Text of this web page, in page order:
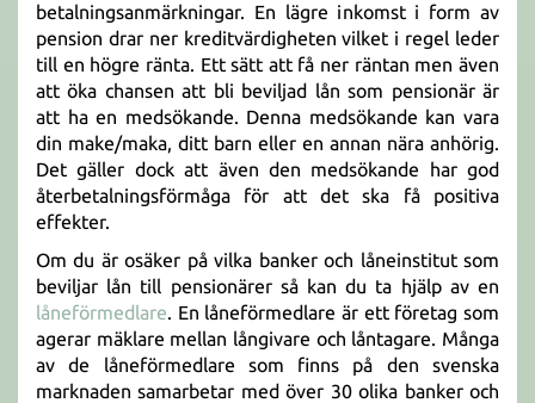
betalningsanmärkningar. En lägre inkomst i form av
pension drar ner kreditvärdigheten vilket i regel leder
till en högre ränta. Ett sätt att få ner räntan men även
att öka chansen att bli beviljad lån som pensionär är
att ha en medsökande. Denna medsökande kan vara
din make/maka, ditt barn eller en annan nära anhörig.
Det gäller dock att även den medsökande har god
återbetalningsförmåga för att det ska få positiva
effekter.
Om du är osäker på vilka banker och låneinstitut som
beviljar lån till pensionärer så kan du ta hjälp av en
låneförmedlare. En låneförmedlare är ett företag som
agerar mäklare mellan långivare och låntagare. Många
av de låneförmedlare som finns på den svenska
marknaden samarbetar med över 30 olika banker och